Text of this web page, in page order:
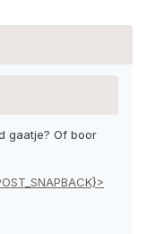
gaatje? Of boor